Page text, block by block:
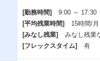
[勤務時間]
9:00 ～ 17:30
[平均残業時間]
15時間/月
[みなし残業]
みなし残業
[フレックスタイム]
有